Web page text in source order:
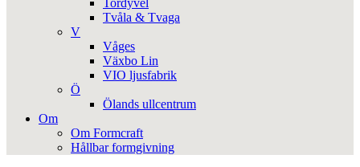
Tordyvel
Tvåla & Tvaga
V
Våges
Växbo Lin
VIO ljusfabrik
Ö
Ölands ullcentrum
Om
Om Formcraft
Hållbar formgivning